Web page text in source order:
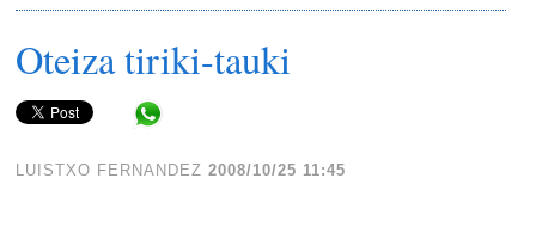
Oteiza tiriki-tauki
LUISTXO FERNANDEZ 2008/10/25 11:45